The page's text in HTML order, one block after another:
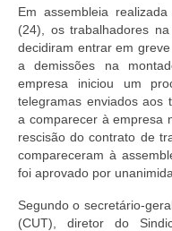
Em assembleia
(24), os trabalhadores
decidiram entrar em
a demissões na
empresa iniciou um
telegramas enviados aos
a comparecer à empresa
rescisão do contrato de
compareceram à
foi aprovado por
Segundo o secretário-
(CUT), diretor do